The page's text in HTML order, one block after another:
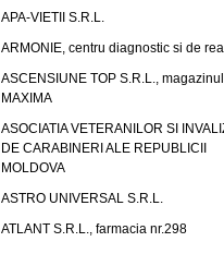
APA-VIETII S.R.L.
ARMONIE, centru diagnostic si de
ASCENSIUNE TOP S.R.L., magazinul
MAXIMA
ASOCIATIA VETERANILOR SI
DE CARABINERI ALE REPUBLICII
MOLDOVA
ASTRO UNIVERSAL S.R.L.
ATLANT S.R.L., farmacia nr.298